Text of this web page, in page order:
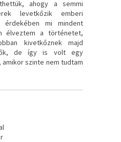
ahogy a semmi
levetkőzik emberi
mi mindent
élveztem a történetet,
kivetkőznek majd
de így is volt egy
szinte nem tudtam